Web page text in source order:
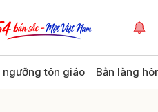
ngưỡng tôn giáo Bản làng